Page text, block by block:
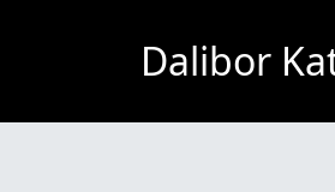
Dalibor